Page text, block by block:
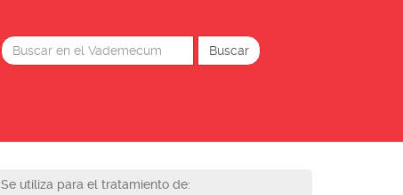
Se utiliza para el tratamiento de: